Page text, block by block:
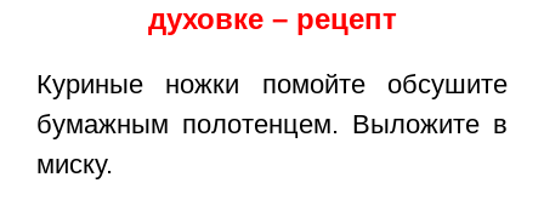
духовке – рецепт
Куриные ножки помойте обсушите
бумажным полотенцем. Выложите в
миску.